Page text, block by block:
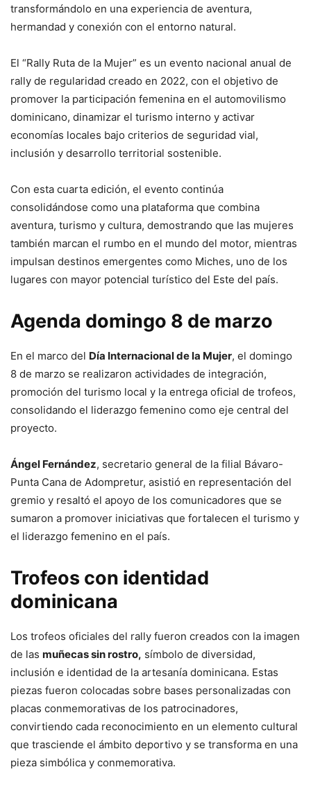
transformándolo en una experiencia de aventura,
hermandad y conexión con el entorno natural.
El “Rally Ruta de la Mujer” es un evento nacional anual de
rally de regularidad creado en 2022, con el objetivo de
promover la participación femenina en el automovilismo
dominicano, dinamizar el turismo interno y activar
economías locales bajo criterios de seguridad vial,
inclusión y desarrollo territorial sostenible.
Con esta cuarta edición, el evento continúa
consolidándose como una plataforma que combina
aventura, turismo y cultura, demostrando que las mujeres
también marcan el rumbo en el mundo del motor, mientras
impulsan destinos emergentes como Miches, uno de los
lugares con mayor potencial turístico del Este del país.
Agenda domingo 8 de marzo
En el marco del Día Internacional de la Mujer, el domingo
8 de marzo se realizaron actividades de integración,
promoción del turismo local y la entrega oficial de trofeos,
consolidando el liderazgo femenino como eje central del
proyecto.
Ángel Fernández, secretario general de la filial Bávaro-
Punta Cana de Adompretur, asistió en representación del
gremio y resaltó el apoyo de los comunicadores que se
sumaron a promover iniciativas que fortalecen el turismo y
el liderazgo femenino en el país.
Trofeos con identidad
dominicana
Los trofeos oficiales del rally fueron creados con la imagen
de las muñecas sin rostro, símbolo de diversidad,
inclusión e identidad de la artesanía dominicana. Estas
piezas fueron colocadas sobre bases personalizadas con
placas conmemorativas de los patrocinadores,
convirtiendo cada reconocimiento en un elemento cultural
que trasciende el ámbito deportivo y se transforma en una
pieza simbólica y conmemorativa.